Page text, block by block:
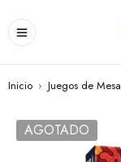
Inicio › Juegos de Mesa
AGOTADO